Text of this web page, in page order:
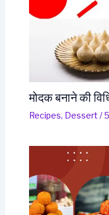
मोदक बनाने की
Recipes, Dessert /